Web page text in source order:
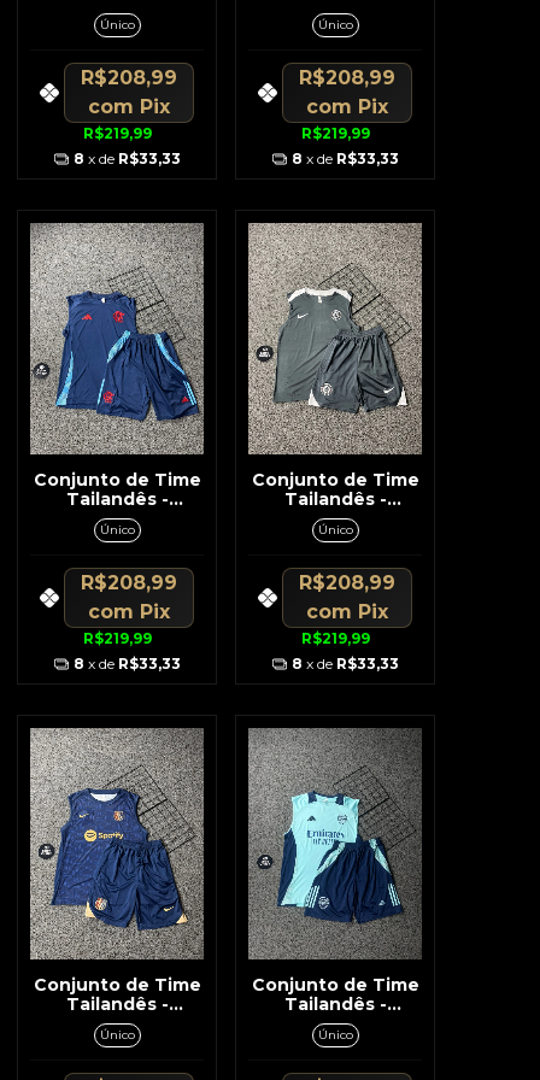
Madrid Azul c/
Patrocínio Branco
Único
R$219,99
R$208,99
com Pix
8 x de R$33,33
Preto c/ Vinho
Regata e Short
Único
R$219,99
R$208,99
com Pix
8 x de R$33,33
Conjunto de Time
Tailandês -
Flamengo Azul
Escuro c/ Símbolo
Short
Único
R$219,99
R$208,99
com Pix
8 x de R$33,33
Conjunto de Time
Tailandês -
Chelsea Cinza c/
Branco
Único
R$219,99
R$208,99
com Pix
8 x de R$33,33
Conjunto de Time
Tailandês -
Barcelona Azul
Escuro c/ Dourado
Único
Conjunto de Time
Tailandês -
Arsenal Verde
Água c/ Azul
Único